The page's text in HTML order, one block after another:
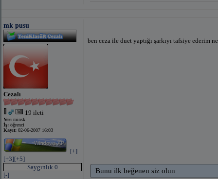
mk pusu
Cezalı
19 ileti
Yer: minsk
İş: öğrenci
Kayıt: 02-06-2007 16:03
[+]
[+3][+5]
Saygınlık 0
[-]
ben ceza ile duet yaptığı şarkıyı tafsiye ederim
Bunu ilk beğenen siz olun